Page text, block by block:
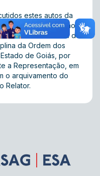
estes autos da
07280, tendo como
da 4ª Turma do
da Ordem dos
de Goiás, por
a Representação, em
o arquivamento do
Relator.